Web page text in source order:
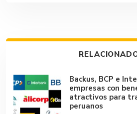
ok p
p
Backus, BCP e
empresas con
atractivos para
peruanos